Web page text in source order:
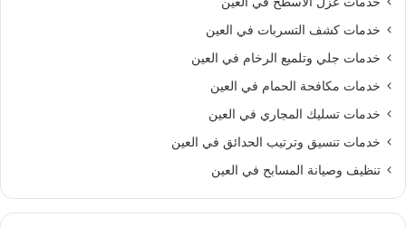
خدمات كشف التسربات في العين
خدمات جلي وتلميع الرخام في العين
خدمات مكافحة الحمام في العين
خدمات تسليك المجاري في العين
خدمات تنسيق وترتيب الحدائق في العين
تنظيف وصيانة المسابح في العين